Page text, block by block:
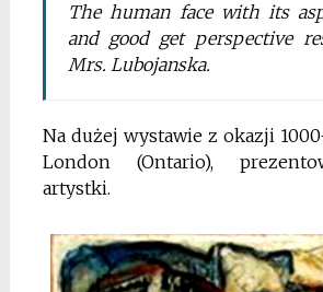
The human face with its
and good get perspective
Mrs. Lubojanska.
Na dużej wystawie z okazji
London (Ontario),
artystki.